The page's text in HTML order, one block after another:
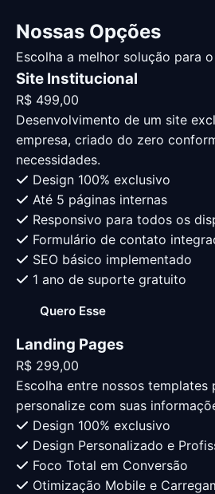
Nossas Opções
Escolha a melhor solução para
Site Institucional
R$ 499,00
Desenvolvimento de um site
empresa, criado do zero
necessidades.
Design 100% exclusivo
Até 5 páginas internas
Responsivo para todos os
Formulário de contato
SEO básico implementado
1 ano de suporte gratuito
Quero Esse
Landing Pages
R$ 299,00
Escolha entre nossos templates
personalize com suas
Design 100% exclusivo
Design Personalizado e
Foco Total em Conversão
Otimização Mobile e